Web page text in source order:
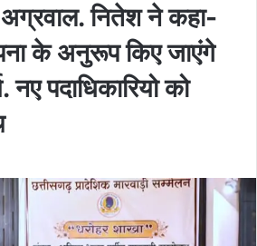
नितेश ने कहा-
के अनुरूप किए जाएंगे
नए पदाधिकारियो को